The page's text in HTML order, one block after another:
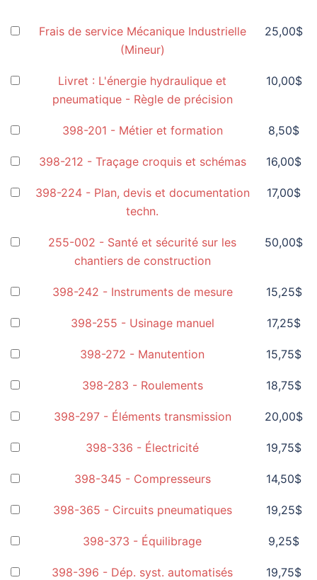
Frais de service Mécanique Industrielle
(Mineur)
25,00$
Livret : L'énergie hydraulique et
pneumatique - Règle de précision
10,00$
398-201 - Métier et formation 8,50$
398-212 - Traçage croquis et schémas 16,00$
398-224 - Plan, devis et documentation
techn.
17,00$
255-002 - Santé et sécurité sur les
chantiers de construction
50,00$
398-242 - Instruments de mesure 15,25$
398-255 - Usinage manuel 17,25$
398-272 - Manutention 15,75$
398-283 - Roulements 18,75$
398-297 - Éléments transmission 20,00$
398-336 - Électricité 19,75$
398-345 - Compresseurs 14,50$
398-365 - Circuits pneumatiques 19,25$
398-373 - Équilibrage 9,25$
398-396 - Dép. syst. automatisés 19,75$